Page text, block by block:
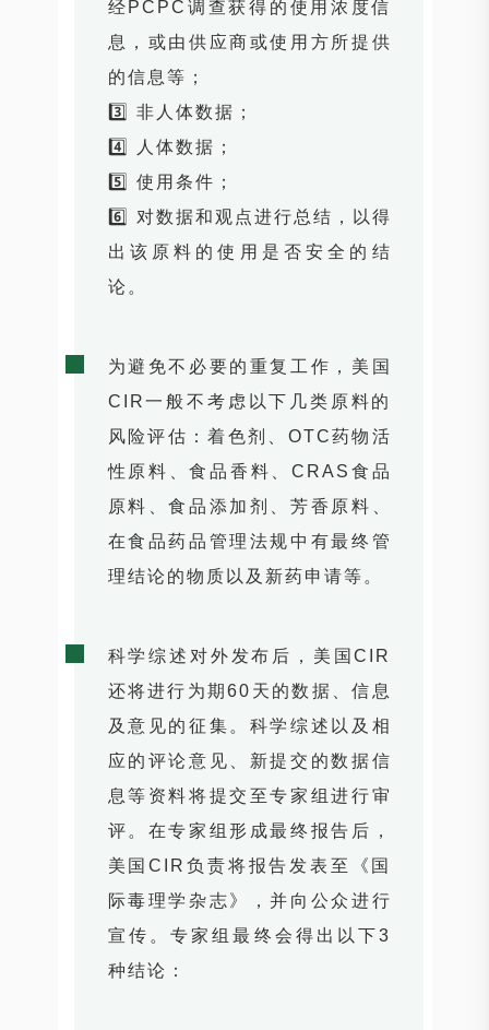
经PCPC调查获得的使用浓度信
息，或由供应商或使用方所提供
的信息等；
3️⃣ 非人体数据；
4️⃣ 人体数据；
5️⃣ 使用条件；
6️⃣ 对数据和观点进行总结，以得
出该原料的使用是否安全的结
论。
为避免不必要的重复工作，美国
CIR一般不考虑以下几类原料的
风险评估：着色剂、OTC药物活
性原料、食品香料、CRAS食品
原料、食品添加剂、芳香原料、
在食品药品管理法规中有最终管
理结论的物质以及新药申请等。
科学综述对外发布后，美国CIR
还将进行为期60天的数据、信息
及意见的征集。科学综述以及相
应的评论意见、新提交的数据信
息等资料将提交至专家组进行审
评。在专家组形成最终报告后，
美国CIR负责将报告发表至《国
际毒理学杂志》，并向公众进行
宣传。专家组最终会得出以下3
种结论：